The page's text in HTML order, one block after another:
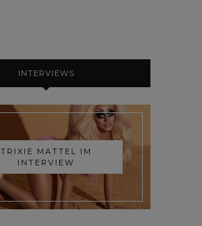
INTERVIEWS
TRIXIE MATTEL IM
INTERVIEW